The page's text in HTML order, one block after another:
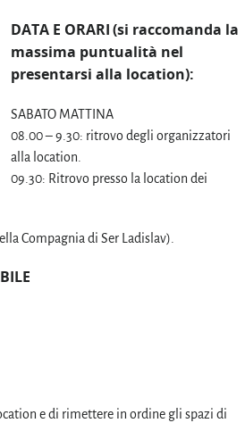
DATA E ORARI(si raccomanda la
massima puntualità nel
presentarsi alla location):
SABATO MATTINA
08.00 – 9.30: ritrovo degli organizzatori
alla location.
09.30: Ritrovo presso la location dei
Compagnia di Ser Ladislav).
e di rimettere in ordine gli spazi di